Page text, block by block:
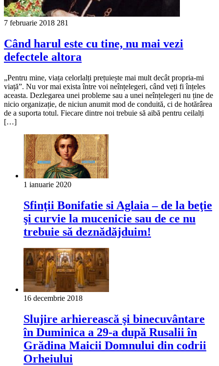
7 februarie 2018 281
Când harul este cu tine, nu mai vezi
defectele altora
„Pentru mine, viața celorlalți prețuiește mai mult decât propria-mi
viață”. Nu vor mai exista între voi neînțelegeri, când veți fi înțeles
aceasta. Dezlegarea unei probleme sau a unei neînțelegeri nu ține de
nicio organizație, de niciun anumit mod de conduită, ci de hotărârea
de a suporta totul. Fiecare dintre noi trebuie să aibă pentru ceilalți
[…]
1 ianuarie 2020
Sfinţii Bonifatie si Aglaia – de la beţie
şi curvie la mucenicie sau de ce nu
trebuie să deznădăjduim!
16 decembrie 2018
Slujire arhierească şi binecuvântare
în Duminica a 29-a după Rusalii în
Grădina Maicii Domnului din codrii
Orheiului